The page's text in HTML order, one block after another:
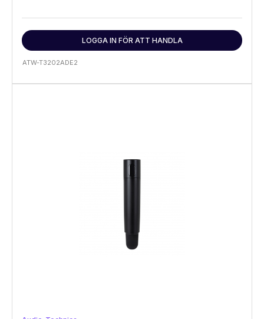
LOGGA IN FÖR ATT HANDLA
ATW-T3202ADE2